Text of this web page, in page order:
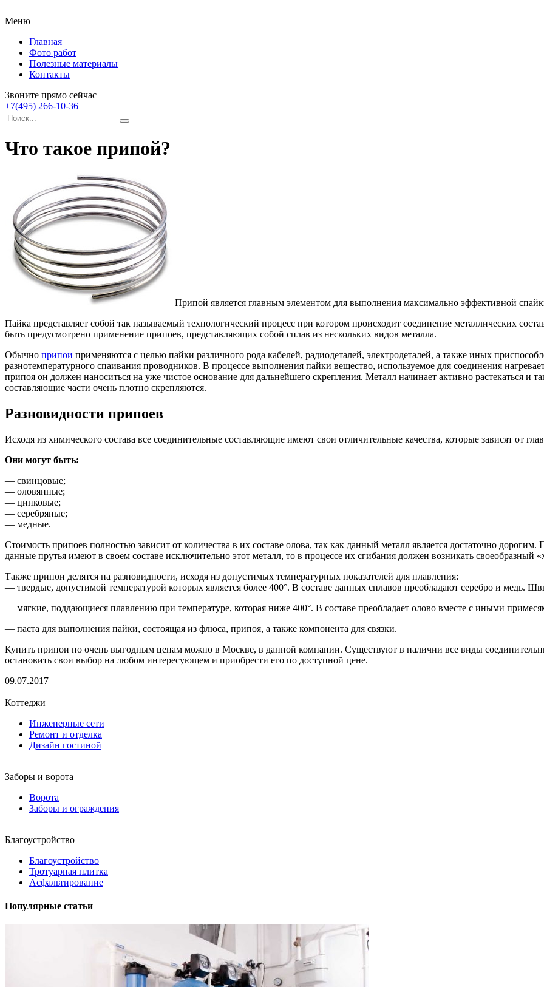
Меню
Главная
Фото работ
Полезные материалы
Контакты
Звоните прямо сейчас
+7(495) 266-10-36
Что такое припой?
Припой является главным элементом для выполнения максимально эффективной
Пайка представляет собой так называемый технологический процесс при котором происходит соединение металлических
быть предусмотрено применение припоев, представляющих собой сплав из нескольких видов металла.
Обычно припои применяются с целью пайки различного рода кабелей, радиодеталей, электродеталей, а также иных
разнотемпературного спаивания проводников. В процессе выполнения пайки вещество, используемое для соединения
припоя он должен наноситься на уже чистое основание для дальнейшего скрепления. Металл начинает активно растекаться и
составляющие части очень плотно скрепляются.
Разновидности припоев
Исходя из химического состава все соединительные составляющие имеют свои отличительные качества, которые зависят от
Они могут быть:
— свинцовые;
— оловянные;
— цинковые;
— серебряные;
— медные.
Стоимость припоев полностью зависит от количества в их составе олова, так как данный металл является достаточно
данные прутья имеют в своем составе исключительно этот металл, то в процессе их сгибания должен возникать своеобразный
Также припои делятся на разновидности, исходя из допустимых температурных показателей для плавления:
— твердые, допустимой температурой которых является более 400°. В составе данных сплавов преобладают серебро и медь.
— мягкие, поддающиеся плавлению при температуре, которая ниже 400°. В составе преобладает олово вместе с иными
— паста для выполнения пайки, состоящая из флюса, припоя, а также компонента для связки.
Купить припои по очень выгодным ценам можно в Москве, в данной компании. Существуют в наличии все виды
остановить свои выбор на любом интересующем и приобрести его по доступной цене.
09.07.2017
Коттеджи
Инженерные сети
Ремонт и отделка
Дизайн гостиной
Заборы и ворота
Ворота
Заборы и ограждения
Благоустройство
Благоустройство
Тротуарная плитка
Асфальтирование
Популярные статьи